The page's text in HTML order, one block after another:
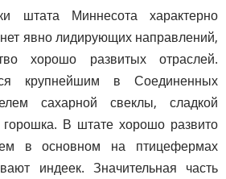
штата Миннесота характерно
явно лидирующих направлений,
хорошо развитых отраслей.
крупнейшим в Соединенных
сахарной свеклы, сладкой
горошка. В штате хорошо развито
в основном на птицефермах
индеек. Значительная часть